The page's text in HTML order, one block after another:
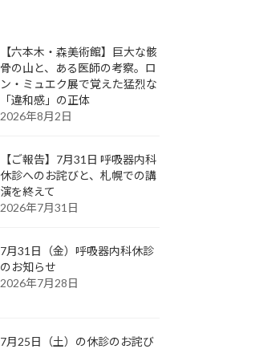
【六本木・森美術館】巨大な骸
骨の山と、ある医師の考察。ロ
ン・ミュエク展で覚えた猛烈な
「違和感」の正体
2026年8月2日
【ご報告】7月31日 呼吸器内科
休診へのお詫びと、札幌での講
演を終えて
2026年7月31日
7月31日（金）呼吸器内科休診
のお知らせ
2026年7月28日
7月25日（土）の休診のお詫び